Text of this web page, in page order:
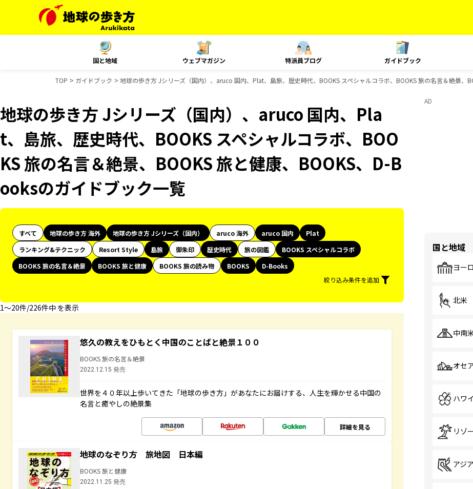
国と地域 ウェブマガジン 特派員ブログ ガイドブック
TOP ガイドブック 地球の歩き方 Jシリーズ（国内）、aruco 国内、Plat、島旅、歴史時代、BOOKS スペシャルコラボ、BOOKS 旅の名言＆絶景、
地球の歩き方 Jシリーズ（国内）、aruco 国内、Pla
t、島旅、歴史時代、BOOKS スペシャルコラボ、BOO
KS 旅の名言＆絶景、BOOKS 旅と健康、BOOKS、D-B
ooksのガイドブック一覧
すべて 地球の歩き方 海外 地球の歩き方 Jシリーズ（国内） aruco 海外 aruco 国内
Plat
ランキング&テクニック
Resort Style 島旅 御朱印 歴史時代 旅の図鑑
BOOKS スペシャルコラボ
BOOKS 旅の名言＆絶景
BOOKS 旅と健康 BOOKS 旅の読み物 BOOKS
D-Books
絞り込み条件を追加
1〜20件/226件中 を表示
悠久の教えをひもとく中国のことばと絶景１００
BOOKS 旅の名言＆絶景
2022.12.15 発売
世界を４０年以上歩いてきた「地球の歩き方」があなたにお届けする、人生を輝かせる中国の
名言と癒やしの絶景集
詳細を見る
地球のなぞり方 旅地図 日本編
BOOKS 旅と健康
2022.11.25 発売
AD
国と地域
ヨー
北米
中南
オセ
ハワイ
リゾ
アジア